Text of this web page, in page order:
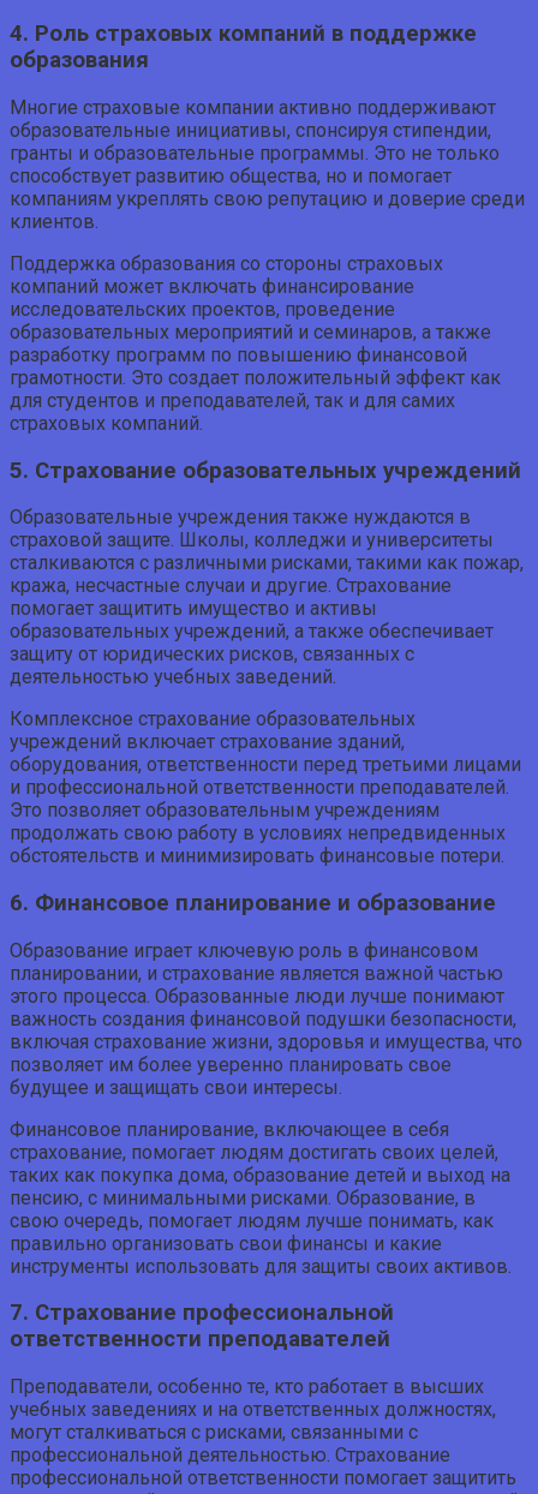
4. Роль страховых компаний в поддержке
образования
Многие страховые компании активно поддерживают
образовательные инициативы, спонсируя стипендии,
гранты и образовательные программы. Это не только
способствует развитию общества, но и помогает
компаниям укреплять свою репутацию и доверие среди
клиентов.
Поддержка образования со стороны страховых
компаний может включать финансирование
исследовательских проектов, проведение
образовательных мероприятий и семинаров, а также
разработку программ по повышению финансовой
грамотности. Это создает положительный эффект как
для студентов и преподавателей, так и для самих
страховых компаний.
5. Страхование образовательных учреждений
Образовательные учреждения также нуждаются в
страховой защите. Школы, колледжи и университеты
сталкиваются с различными рисками, такими как пожар,
кража, несчастные случаи и другие. Страхование
помогает защитить имущество и активы
образовательных учреждений, а также обеспечивает
защиту от юридических рисков, связанных с
деятельностью учебных заведений.
Комплексное страхование образовательных
учреждений включает страхование зданий,
оборудования, ответственности перед третьими лицами
и профессиональной ответственности преподавателей.
Это позволяет образовательным учреждениям
продолжать свою работу в условиях непредвиденных
обстоятельств и минимизировать финансовые потери.
6. Финансовое планирование и образование
Образование играет ключевую роль в финансовом
планировании, и страхование является важной частью
этого процесса. Образованные люди лучше понимают
важность создания финансовой подушки безопасности,
включая страхование жизни, здоровья и имущества, что
позволяет им более уверенно планировать свое
будущее и защищать свои интересы.
Финансовое планирование, включающее в себя
страхование, помогает людям достигать своих целей,
таких как покупка дома, образование детей и выход на
пенсию, с минимальными рисками. Образование, в
свою очередь, помогает людям лучше понимать, как
правильно организовать свои финансы и какие
инструменты использовать для защиты своих активов.
7. Страхование профессиональной
ответственности преподавателей
Преподаватели, особенно те, кто работает в высших
учебных заведениях и на ответственных должностях,
могут сталкиваться с рисками, связанными с
профессиональной деятельностью. Страхование
профессиональной ответственности помогает защитить